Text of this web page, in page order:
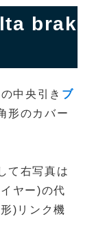
brak
中央引き ブ
形のカバー
て右写真は
ヤー)の代
)リンク機